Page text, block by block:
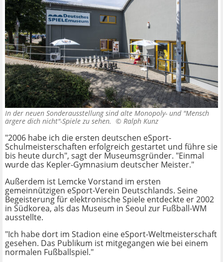
In der neuen Sonderausstellung sind alte Monopoly- und "Mensch
ärgere dich nicht"-Spiele zu sehen. © Ralph Kunz
"2006 habe ich die ersten deutschen eSport-
Schulmeisterschaften erfolgreich gestartet und führe sie
bis heute durch", sagt der Museumsgründer. "Einmal
wurde das Kepler-Gymnasium deutscher Meister."
Außerdem ist Lemcke Vorstand im ersten
gemeinnützigen eSport-Verein Deutschlands. Seine
Begeisterung für elektronische Spiele entdeckte er 2002
in Südkorea, als das Museum in Seoul zur Fußball-WM
ausstellte.
"Ich habe dort im Stadion eine eSport-Weltmeisterschaft
gesehen. Das Publikum ist mitgegangen wie bei einem
normalen Fußballspiel."